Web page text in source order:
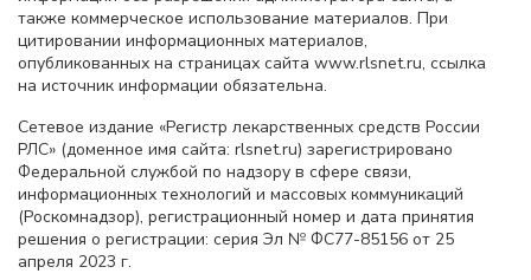
также коммерческое использование материалов. При
цитировании информационных материалов,
опубликованных на страницах сайта www.rlsnet.ru, ссылка
на источник информации обязательна.
Сетевое издание «Регистр лекарственных средств России
РЛС» (доменное имя сайта: rlsnet.ru) зарегистрировано
Федеральной службой по надзору в сфере связи,
информационных технологий и массовых коммуникаций
(Роскомнадзор), регистрационный номер и дата принятия
решения о регистрации: серия Эл № ФС77-85156 от 25
апреля 2023 г.